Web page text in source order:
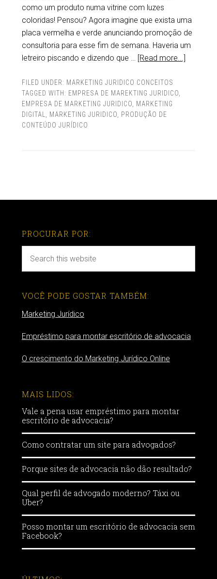
como um produto numa vitrine com luzes
coloridas! Pensou? Agora imagine que exista uma
placa vermelha e verde anunciando promoção de
consultoria para esse fim de semana. Haveria um
letreiro piscando e dizendo que … [Read more...]
FILED UNDER: MARKETING JURIDICO CONCEITOS
TAGGED WITH: EMPRESA DE MAREKTING JURIDICO
EMPRESA DE MARKETING JURIDICO
MARKETING
DIGITAL
MARKETING JURIDICO
PRODUÇÃO DE
CONTEÚDO JURÍDICO
PROCURAR POR:
VOCÊ PODE GOSTAR TAMBÉM:
Marketing Jurídico
Empréstimo para montar escritório de advocacia
O crescimento do Marketing Jurídico Online
MAIS LIDOS:
Vale a pena usar empréstimo para montar
escritório de advocacia?
Como contratar um site para advogados?
Porque sites de advocacia não dão resultado?
Qual perfil de advogado moderno? Táxi ou
Uber?
Posso montar um escritório de advocacia sem
Facebook?